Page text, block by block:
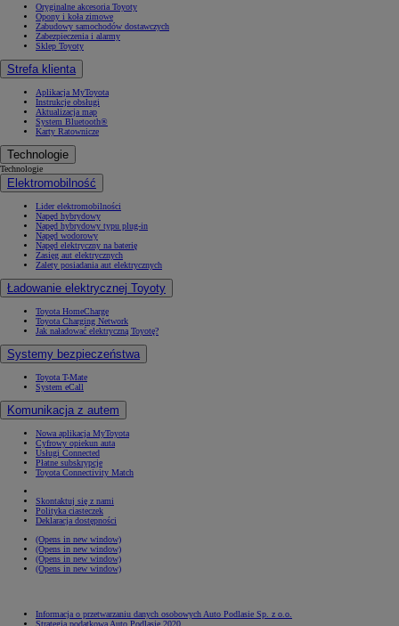
Oryginalne akcesoria Toyoty
Opony i koła zimowe
Zabudowy samochodów dostawczych
Zabezpieczenia i alarmy
Sklep Toyoty
Strefa klienta
Aplikacja MyToyota
Instrukcje obsługi
Aktualizacja map
System Bluetooth®
Karty Ratownicze
Technologie
Technologie
Elektromobilność
Lider elektromobilności
Napęd hybrydowy
Napęd hybrydowy typu plug-in
Napęd wodorowy
Napęd elektryczny na baterię
Zasięg aut elektrycznych
Zalety posiadania aut elektrycznych
Ładowanie elektrycznej Toyoty
Toyota HomeCharge
Toyota Charging Network
Jak naładować elektryczną Toyotę?
Systemy bezpieczeństwa
Toyota T-Mate
System eCall
Komunikacja z autem
Nowa aplikacja MyToyota
Cyfrowy opiekun auta
Usługi Connected
Płatne subskrypcje
Toyota Connectivity Match
Skontaktuj się z nami
Polityka ciasteczek
Deklaracja dostępności
(Opens in new window)
(Opens in new window)
(Opens in new window)
(Opens in new window)
Informacja o przetwarzaniu danych osobowych Auto Podlasie Sp. z o.o.
Strategia podatkowa Auto Podlasie 2020